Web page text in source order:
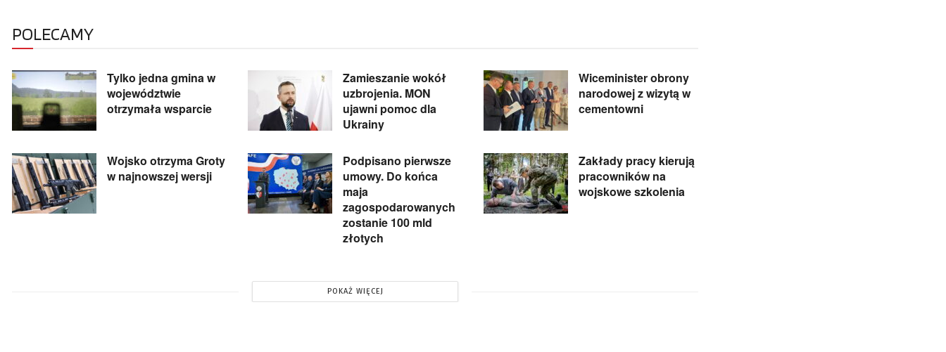
POLECAMY
Tylko jedna gmina w
województwie
otrzymała wsparcie
Zamieszanie wokół
uzbrojenia. MON
ujawni pomoc dla
Ukrainy
Wiceminister obrony
narodowej z wizytą w
cementowni
Wojsko otrzyma Groty
w najnowszej wersji
Podpisano pierwsze
umowy. Do końca
maja
zagospodarowanych
zostanie 100 mld
złotych
Zakłady pracy kierują
pracowników na
wojskowe szkolenia
POKAŻ WIĘCEJ